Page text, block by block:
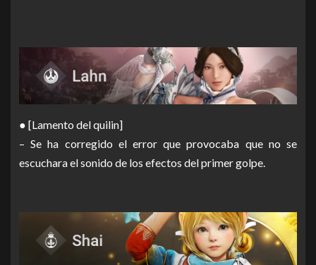
● [Lamento del quilin]
– Se ha corregido el error que provocaba que no se
escuchara el sonido de los efectos del primer golpe.